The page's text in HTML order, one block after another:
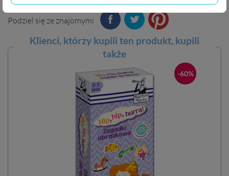
Podziel się ze znajomymi
Klienci, którzy kupili ten produkt, kupili
także
-60%